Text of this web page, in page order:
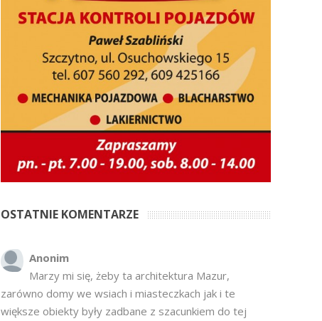
OSTATNIE KOMENTARZE
Anonim
Marzy mi się, żeby ta architektura Mazur,
zarówno domy we wsiach i miasteczkach jak i te
większe obiekty były zadbane z szacunkiem do tej